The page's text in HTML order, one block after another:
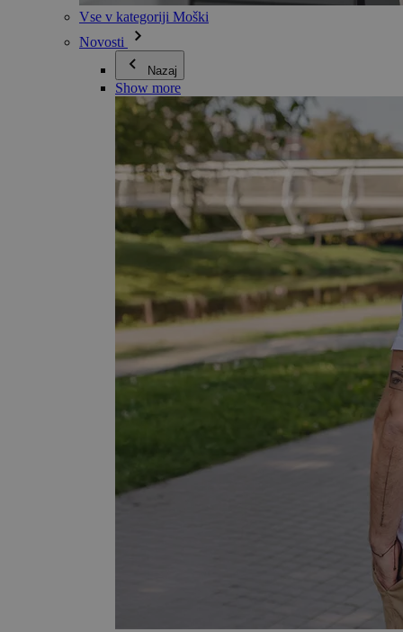
Vse v kategoriji Moški
Novosti
Nazaj
Show more